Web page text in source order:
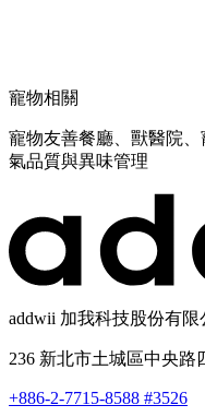
寵物相關
寵物友善餐廳、獸醫院
氣品質與異味管理
addwii 加我科技股份有限
236 新北市土城區中央路
+886-2-7715-8588 #3526